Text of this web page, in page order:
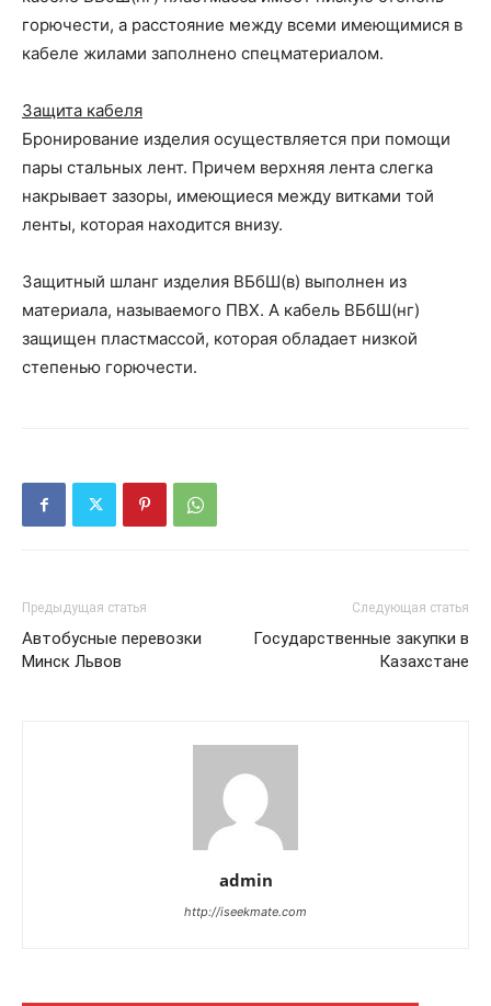
горючести, а расстояние между всеми имеющимися в
кабеле жилами заполнено спецматериалом.
Защита кабеля
Бронирование изделия осуществляется при помощи
пары стальных лент. Причем верхняя лента слегка
накрывает зазоры, имеющиеся между витками той
ленты, которая находится внизу.
Защитный шланг изделия ВБбШ(в) выполнен из
материала, называемого ПВХ. А кабель ВБбШ(нг)
защищен пластмассой, которая обладает низкой
степенью горючести.
Предыдущая статья
Автобусные перевозки
Минск Львов
Следующая статья
Государственные закупки в
Казахстане
admin
http://iseekmate.com